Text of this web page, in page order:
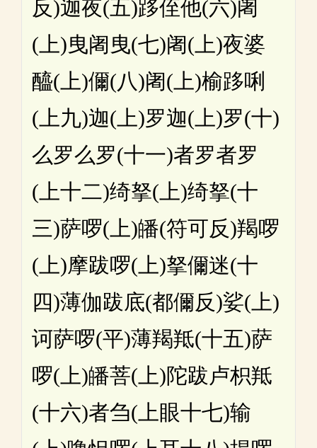
反)迦夜(五)跢侄他(六)阇
(上)曳阇曳(七)阇(上)夜婆
醯(上)儞(八)阇(上)榆跢唎
(上九)迦(上)罗迦(上)罗(十)
么罗么罗(十一)者罗者罗
(上十二)绮拏(上)绮拏(十
三)萨啰(上)皤(符可反)羯啰
(上)摩跋啰(上)拏儞迷(十
四)薄伽跋底(都儞反)娑(上)
诃萨啰(平)薄羯羝(十五)萨
啰(上)皤菩(上)陀跋卢枳羝
(十六)者刍(上眼十七)输